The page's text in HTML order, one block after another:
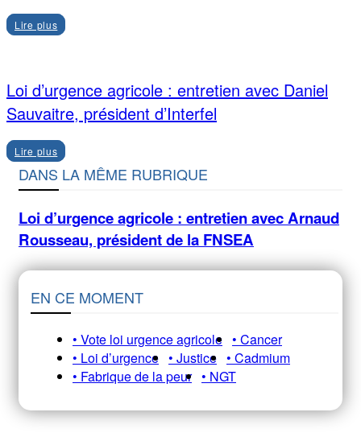
Lire plus
Loi d’urgence agricole : entretien avec Daniel
Sauvaitre, président d’Interfel
Lire plus
DANS LA MÊME RUBRIQUE
Loi d’urgence agricole : entretien avec Arnaud
Rousseau, président de la FNSEA
EN CE MOMENT
• Vote loi urgence agricole • Cancer
• Loi d’urgence • Justice • Cadmium
• Fabrique de la peur • NGT